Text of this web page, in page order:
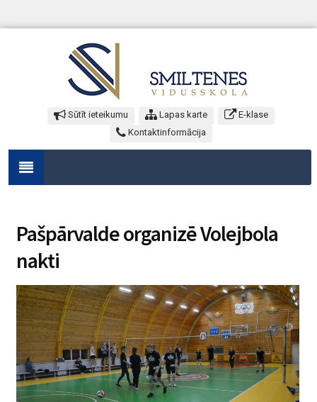
Sūtīt ieteikumu Lapas karte
E-klase
Kontaktinformācija
Pašpārvalde organizē Volejbola
nakti